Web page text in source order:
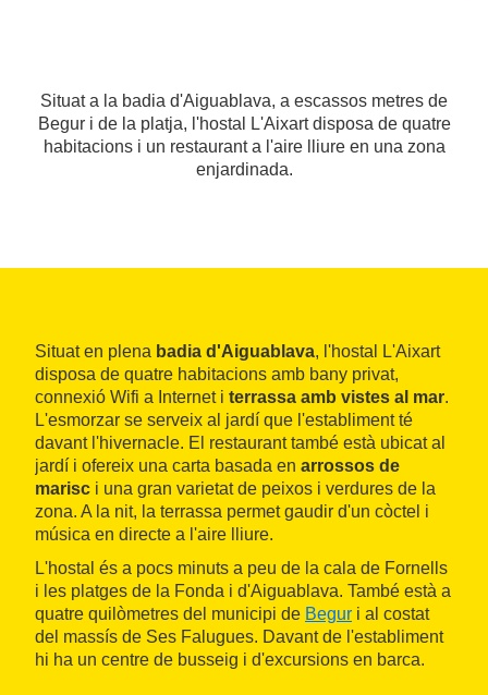
Situat a la badia d'Aiguablava, a escassos metres de
Begur i de la platja, l'hostal L'Aixart disposa de quatre
habitacions i un restaurant a l'aire lliure en una zona
enjardinada.
Situat en plena badia d'Aiguablava, l'hostal L'Aixart
disposa de quatre habitacions amb bany privat,
connexió Wifi a Internet i terrassa amb vistes al mar.
L'esmorzar se serveix al jardí que l'establiment té
davant l'hivernacle. El restaurant també està ubicat al
jardí i ofereix una carta basada en arrossos de
marisc i una gran varietat de peixos i verdures de la
zona. A la nit, la terrassa permet gaudir d'un còctel i
música en directe a l'aire lliure.
L'hostal és a pocs minuts a peu de la cala de Fornells
i les platges de la Fonda i d'Aiguablava. També està a
quatre quilòmetres del municipi de Begur i al costat
del massís de Ses Falugues. Davant de l'establiment
hi ha un centre de busseig i d'excursions en barca.